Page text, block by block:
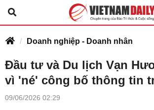
Doanh nghiệp - Doanh nhân
Đầu tư và Du lịch Vạn
vì 'né' công bố thông tin
09/06/2026 02:29